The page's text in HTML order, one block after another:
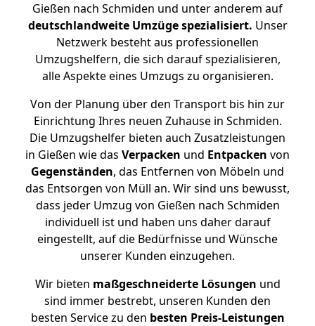
Gießen nach Schmiden und unter anderem auf
deutschlandweite Umzüge spezialisiert. Unser
Netzwerk besteht aus professionellen
Umzugshelfern, die sich darauf spezialisieren,
alle Aspekte eines Umzugs zu organisieren.
Von der Planung über den Transport bis hin zur
Einrichtung Ihres neuen Zuhause in Schmiden.
Die Umzugshelfer bieten auch Zusatzleistungen
in Gießen wie das Verpacken und Entpacken von
Gegenständen, das Entfernen von Möbeln und
das Entsorgen von Müll an. Wir sind uns bewusst,
dass jeder Umzug von Gießen nach Schmiden
individuell ist und haben uns daher darauf
eingestellt, auf die Bedürfnisse und Wünsche
unserer Kunden einzugehen.
Wir bieten maßgeschneiderte Lösungen und
sind immer bestrebt, unseren Kunden den
besten Service zu den besten Preis-Leistungen